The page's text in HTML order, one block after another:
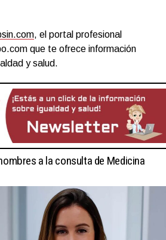
, el portal profesional
que te ofrece información
y salud.
a la consulta de Medicina